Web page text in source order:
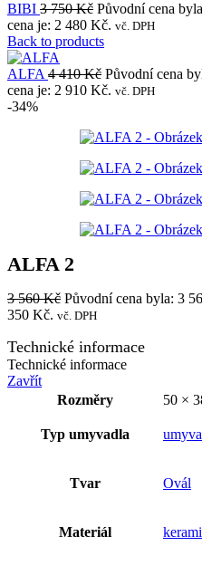
BIBI 3 750Kč Původní cena
cena je: 2 480 Kč. vč. DPH
Back to products
ALFA 4 410Kč Původní cena
cena je: 2 910 Kč. vč. DPH
-34%
ALFA 2
3 560Kč Původní cena byla: 3
350 Kč. vč. DPH
Technické informace
Technické informace
Zavřít
Rozměry
50 ×
Typ umyvadla
Tvar Ovál
Materiál